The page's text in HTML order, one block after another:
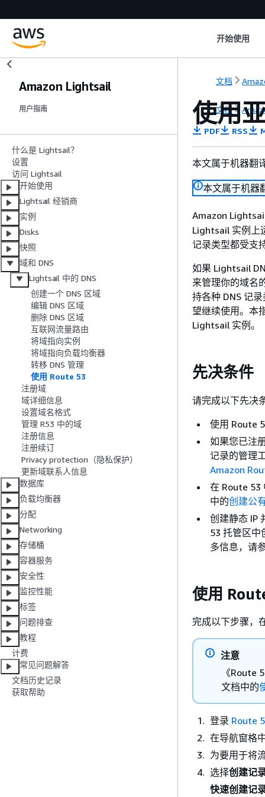
开始使用
Amazon Lightsail
用户指南
什么是 Lightsail？
设置
访问 Lightsail
开始使用
Lightsail 经销商
实例
Disks
快照
域和 DNS
Lightsail 中的 DNS
创建一个 DNS 区域
编辑 DNS 区域
删除 DNS 区域
互联网流量路由
将域指向实例
将域指向负载均衡器
转移 DNS 管理
使用 Route 53
注册域
域详细信息
设置域名格式
管理 R53 中的域
注册信息
注册续订
Privacy protection（隐私保护）
更新域联系人信息
数据库
负载均衡器
分配
Networking
存储桶
容器服务
安全性
监控性能
标签
问题排查
教程
计费
常见问题解答
文档历史记录
获取帮助
文档
文档
使用
PDF RSS
本文属于机器翻
本文属于机器
Amazon
Lightsail 实例上
记录类型都受支
如果 Lightsail
来管理你的域名
持各种 DNS 记
望继续使用。本
Lightsail 实例。
先决条件
请完成以下先决
使用 Route
如果您已注
记录的管理
Amazon
在 Route 53
中的创建公
创建静态 IP
53 托管区中
多信息，请
使用
完成以下步骤，
注意
《Route
文档中的
登录 Route
在导航窗格
为要用于将
选择创建记
快速创建记